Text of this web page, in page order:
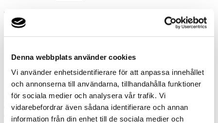
Denna webbplats använder cookies
Vi använder enhetsidentifierare för att anpassa innehållet
och annonserna till användarna, tillhandahålla funktioner
för sociala medier och analysera vår trafik. Vi
vidarebefordrar även sådana identifierare och annan
information från din enhet till de sociala medier och
Tack! Vi återkommer snarast.
Misslyckades
Ring oss
Ring oss om du har några frågor!
08-550 312 73
Prata med en expert
Begär offert